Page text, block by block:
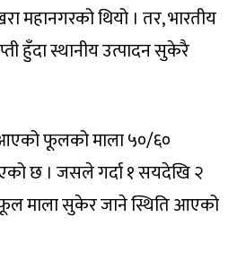
महानगरको थियो । तर, भारतीय
हुँदा स्थानीय उत्पादन सुकेरै
फूलको माला ५०/६०
छ । जसले गर्दा १ सयदेखि २
माला सुकेर जाने स्थिति आएको